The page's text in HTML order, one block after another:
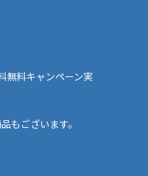
無料キャンペーン実
もございます。